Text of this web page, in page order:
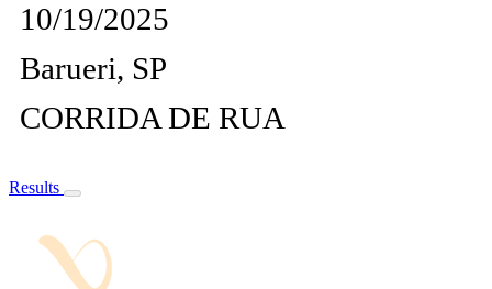
10/19/2025
Barueri, SP
CORRIDA DE RUA
Results